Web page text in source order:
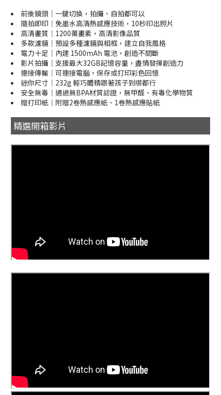
前後鏡頭｜一鍵切換，拍攝、自拍都可以
隨拍即印｜免墨水高清熱感應技術，10秒印出照片
高清畫質｜1200萬畫素，高清影像品質
多款濾鏡｜預設多種濾鏡與相框，建立自我風格
電力十足｜內建 1500mAh 電池，創造不間斷
影片拍攝｜支援最大32GB記憶容量，盡情發揮創造力
連接傳輸｜可連接電腦，保存或打印彩色回憶
迷你尺寸｜232g 輕巧體積跟著孩子到哪都行
安全無毒｜通過無BPA材質認證，無甲醛、有毒化學物質
贈打印紙｜附贈2卷熱感應紙、1卷熱感應貼紙
精選開箱影片